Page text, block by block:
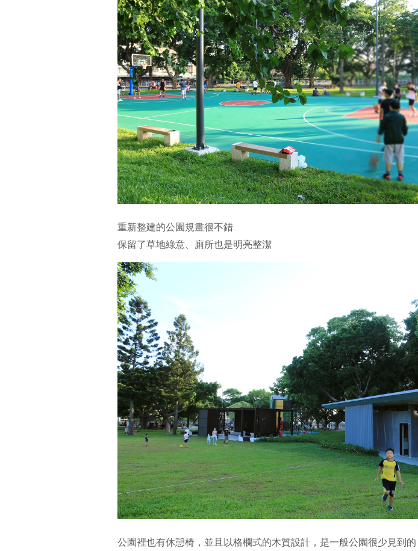
重新整建的公園規畫很不錯
保留了草地綠意、廁所也是明亮整潔
公園裡也有休憩椅，並且以格欄式的木質設計，是一般公園很少見到的